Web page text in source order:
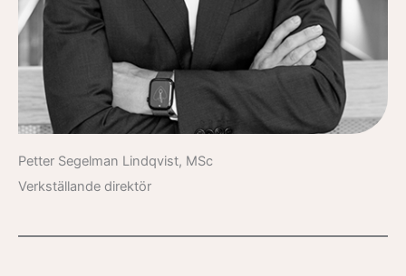
Petter Segelman Lindqvist, MSc
Verkställande direktör